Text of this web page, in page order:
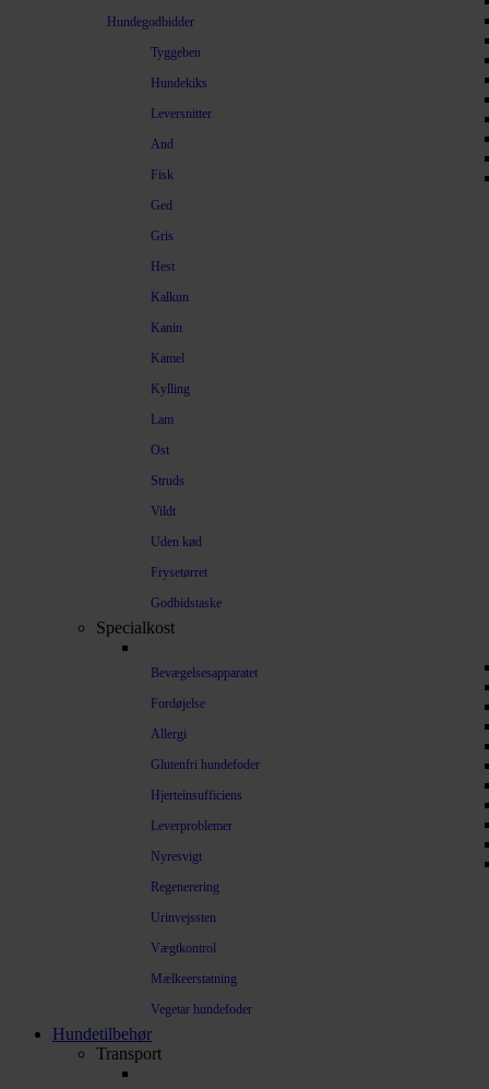
Hundegodbidder
Tyggeben
Hundekiks
Leversnitter
And
Fisk
Ged
Gris
Hest
Kalkun
Kanin
Kamel
Kylling
Lam
Ost
Struds
Vildt
Uden kød
Frysetørret
Godbidstaske
Specialkost
Bevægelsesapparatet
Fordøjelse
Allergi
Glutenfri hundefoder
Hjerteinsufficiens
Leverproblemer
Nyresvigt
Regenerering
Urinvejssten
Vægtkontrol
Mælkeerstatning
Vegetar hundefoder
Hundetilbehør
Transport